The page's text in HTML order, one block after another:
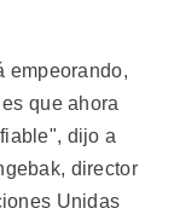
empeorando,
que ahora
dijo a
director
Unidas